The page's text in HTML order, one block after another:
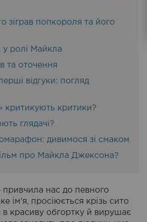
зіграв попкороля та його
ролі Майкла
та оточення
відгуки: погляд
критики?
глядачі?
дивимося зі смаком
про Майкла Джексона?
привчила нас до певного
ім’я, просіюється крізь сито
в красиву обгортку й вирушає